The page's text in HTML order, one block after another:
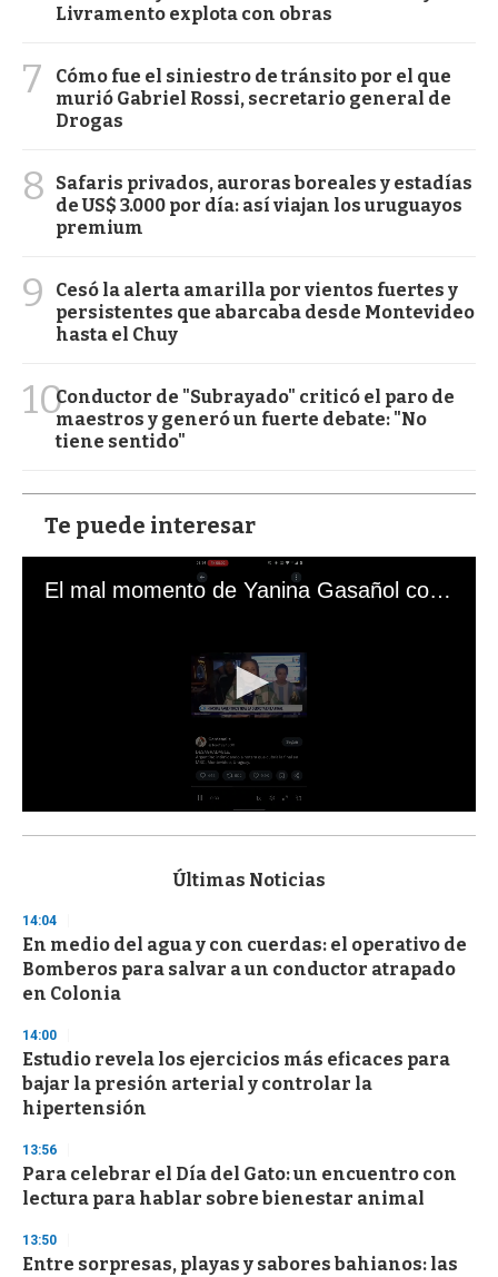
Livramento explota con obras
7
Cómo fue el siniestro de tránsito por el que
murió Gabriel Rossi, secretario general de
Drogas
8
Safaris privados, auroras boreales y estadías
de US$ 3.000 por día: así viajan los uruguayos
premium
9
Cesó la alerta amarilla por vientos fuertes y
persistentes que abarcaba desde Montevideo
hasta el Chuy
10Conductor de "Subrayado" criticó el paro de
maestros y generó un fuerte debate: "No
tiene sentido"
Te puede interesar
El mal momento de Yanina Gasañol con un hincha argentino en "Subrayado"
s
d
s
o
f
3
s
e
c
o
n
Últimas Noticias
14:04
En medio del agua y con cuerdas: el operativo de
Bomberos para salvar a un conductor atrapado
en Colonia
14:00
Estudio revela los ejercicios más eficaces para
bajar la presión arterial y controlar la
hipertensión
13:56
Para celebrar el Día del Gato: un encuentro con
lectura para hablar sobre bienestar animal
13:50
Entre sorpresas, playas y sabores bahianos: las